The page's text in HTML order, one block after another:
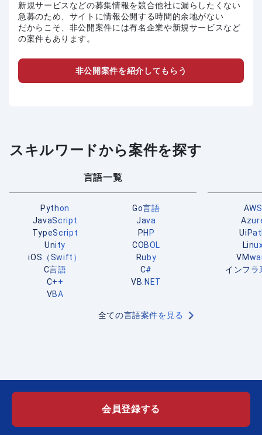
新規サービスなどの募集情報を競合他社に漏らしたくない
急募のため、サイトに情報公開する時間的余地がない
だからこそ、非公開案件には有名企業や新規サービスなど
の案件もあります。
非公開案件を紹介してもらう
スキルワードから案件を探す
言語一覧
Python
Go言語
JavaScript
Java
TypeScript
PHP
Unity
COBOL
iOS（Swift）
Ruby
C言語
C#
C++
VB.NET
VBA
全ての言語案件を見る
AWS
インフラ
会員登録する